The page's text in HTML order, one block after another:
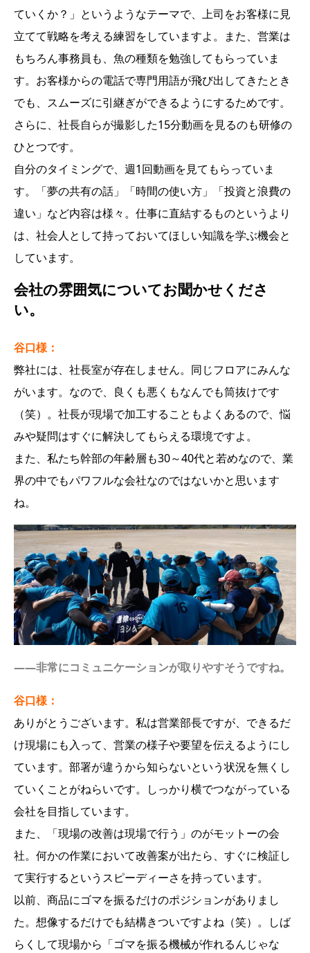
ていくか？」というようなテーマで、上司をお客様に見
立てて戦略を考える練習をしていますよ。また、営業は
もちろん事務員も、魚の種類を勉強してもらっていま
す。お客様からの電話で専門用語が飛び出してきたとき
でも、スムーズに引継ぎができるようにするためです。
さらに、社長自らが撮影した15分動画を見るのも研修の
ひとつです。
自分のタイミングで、週1回動画を見てもらっていま
す。「夢の共有の話」「時間の使い方」「投資と浪費の
違い」など内容は様々。仕事に直結するものというより
は、社会人として持っておいてほしい知識を学ぶ機会と
しています。
会社の雰囲気についてお聞かせくださ
い。
谷口様：
弊社には、社長室が存在しません。同じフロアにみんな
がいます。なので、良くも悪くもなんでも筒抜けです
（笑）。社長が現場で加工することもよくあるので、悩
みや疑問はすぐに解決してもらえる環境ですよ。
また、私たち幹部の年齢層も30～40代と若めなので、業
界の中でもパワフルな会社なのではないかと思います
ね。
――非常にコミュニケーションが取りやすそうですね。
谷口様：
ありがとうございます。私は営業部長ですが、できるだ
け現場にも入って、営業の様子や要望を伝えるようにし
ています。部署が違うから知らないという状況を無くし
ていくことがねらいです。しっかり横でつながっている
会社を目指しています。
また、「現場の改善は現場で行う」のがモットーの会
社。何かの作業において改善案が出たら、すぐに検証し
て実行するというスピーディーさを持っています。
以前、商品にゴマを振るだけのポジションがありまし
た。想像するだけでも結構きついですよね（笑）。しば
らくして現場から「ゴマを振る機械が作れるんじゃな